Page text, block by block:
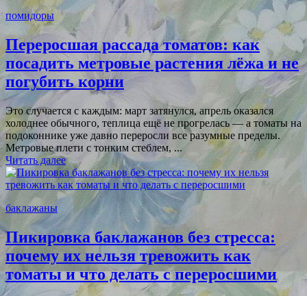
помидоры
Переросшая рассада томатов: как
посадить метровые растения лёжа и не
погубить корни
Это случается с каждым: март затянулся, апрель оказался
холоднее обычного, теплица ещё не прогрелась — а томаты на
подоконнике уже давно переросли все разумные пределы.
Метровые плети с тонким стеблем, ...
Читать далее
баклажаны
Пикировка баклажанов без стресса:
почему их нельзя тревожить как
томаты и что делать с переросшими